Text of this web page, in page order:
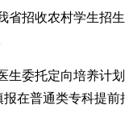
招收农村学生招
生委托定向培养计
在普通类专科提前